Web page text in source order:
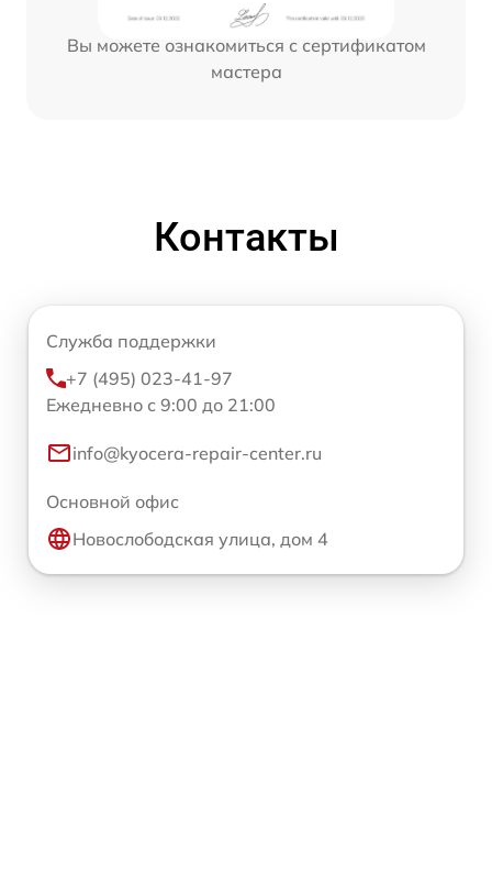
Вы можете ознакомиться с сертификатом
мастера
Контакты
Служба поддержки
+7 (495) 023-41-97
Ежедневно с 9:00 до 21:00
info@kyocera-repair-center.ru
Основной офис
Новослободская улица, дом 4